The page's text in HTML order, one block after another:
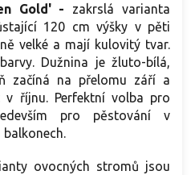
Gold' - zakrslá varianta
120 cm výšky v pěti
velké a mají kulovitý tvar.
Dužnina je žluto-bílá,
začíná na přelomu září a
v říjnu. Perfektní volba pro
pro pěstování v
ovocných stromů jsou